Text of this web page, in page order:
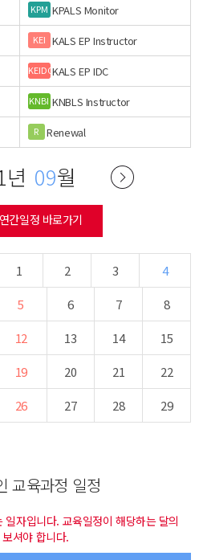
KPM KPALS Monitor
KEI KALS EP Instructor
KEIDCKALS EP IDC
KNBI KNBLS Instructor
R Renewal
09월
간일정 바로가기
1 2 3
4
5
6 7
8
12 13 14
15
19 20 21
22
26 27 28
29
교육과정 일정
자입니다. 교육일정이 해당하는 달의
셔야 합니다.